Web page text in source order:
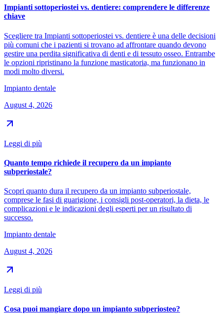
Impianti sottoperiostei vs. dentiere: comprendere le differenze
chiave
Scegliere tra Impianti sottoperiostei vs. dentiere è una delle decisioni
più comuni che i pazienti si trovano ad affrontare quando devono
gestire una perdita significativa di denti e di tessuto osseo. Entrambe
le opzioni ripristinano la funzione masticatoria, ma funzionano in
modi molto diversi.
Impianto dentale
August 4, 2026
Leggi di più
Quanto tempo richiede il recupero da un impianto
subperiostale?
Scopri quanto dura il recupero da un impianto subperiostale,
comprese le fasi di guarigione, i consigli post-operatori, la dieta, le
complicazioni e le indicazioni degli esperti per un risultato di
successo.
Impianto dentale
August 4, 2026
Leggi di più
Cosa puoi mangiare dopo un impianto subperiosteo?